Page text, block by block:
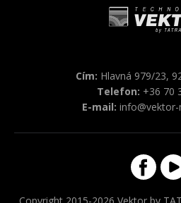
Cím: Hlavná 979/23,
Telefon: +36 70
E-mail: